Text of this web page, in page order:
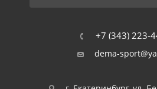
+7 (343) 223-
dema-